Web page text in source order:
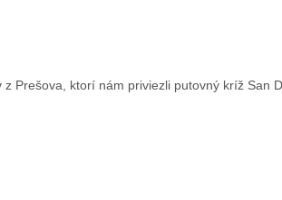
Prešova, ktorí nám priviezli putovný kríž San